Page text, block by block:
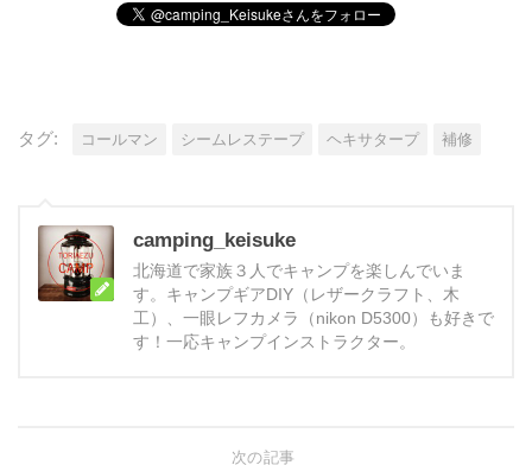
タグ: コールマン シームレステープ ヘキサタープ 補修
camping_keisuke
北海道で家族３人でキャンプを楽しんでいま
す。キャンプギアDIY（レザークラフト、木
工）、一眼レフカメラ（nikon D5300）も好きで
す！一応キャンプインストラクター。
次の記事